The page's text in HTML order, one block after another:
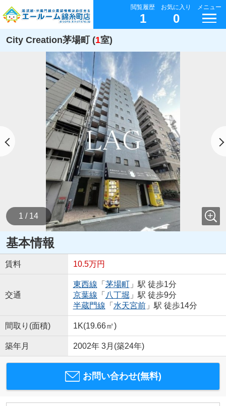
閲覧履歴
1
お気に入り
0
メニュー
City Creation茅場町 (1室)
1 / 14
基本情報
賃料 10.5万円
交通
東西線 「 茅場町」駅 徒歩1分
京葉線 「 八丁堀 」駅 徒歩9分
半蔵門線 「 水天宮前」駅 徒歩14分
間取り(面積) 1K(19.66㎡)
築年月 2002年 3月(築24年)
お問い合わせ(無料)